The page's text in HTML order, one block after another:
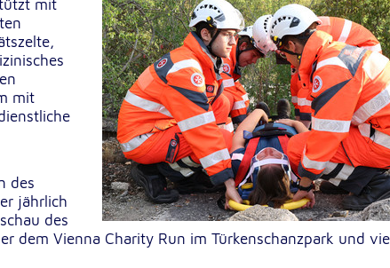
mit
mit
des
jährlich
des
dem Vienna Charity Run im Türkenschanzpark und